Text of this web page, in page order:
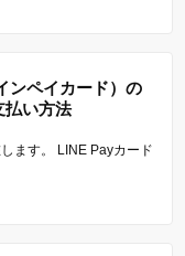
ンペイカード）の
払い方法
ます。 LINE Payカード